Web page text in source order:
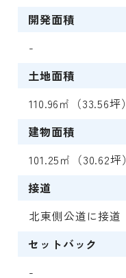
開発面積
-
土地面積
110.96㎡（33.56坪）
建物面積
101.25㎡（30.62坪）
接道
北東側公道に接道
セットバック
-